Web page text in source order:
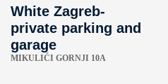
White Zagreb-
private parking and
garage
MIKULIĆI GORNJI 10A